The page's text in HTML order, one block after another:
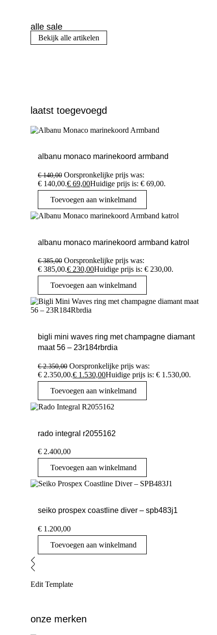
alle sale
Bekijk alle artikelen
laatst toegevoegd
albanu monaco marinekoord armband
€140,00 Oorspronkelijke prijs was:
€ 140,00.€ 69,00Huidige prijs is: € 69,00.
Toevoegen aan winkelmand
albanu monaco marinekoord armband katrol
€385,00 Oorspronkelijke prijs was:
€ 385,00.€ 230,00Huidige prijs is: € 230,00.
Toevoegen aan winkelmand
bigli mini waves ring met champagne diamant
maat 56 – 23r184rbrdia
€2.350,00 Oorspronkelijke prijs was:
€ 2.350,00.€ 1.530,00Huidige prijs is: € 1.530,00.
Toevoegen aan winkelmand
rado integral r2055162
€ 2.400,00
Toevoegen aan winkelmand
seiko prospex coastline diver – spb483j1
€ 1.200,00
Toevoegen aan winkelmand
Edit Template
onze merken